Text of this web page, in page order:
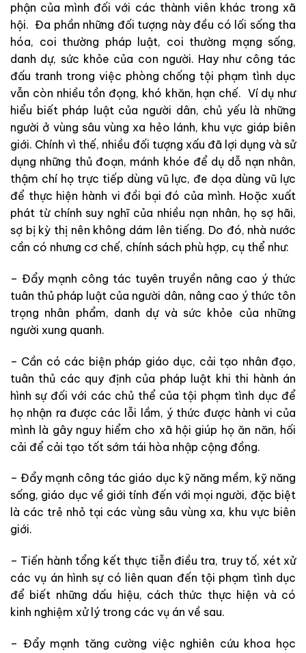
phận của mình đối với các thành viên khác trong xã
hội. Đa phần những đối tượng này đều có lối sống tha
hóa, coi thường pháp luật, coi thường mạng sống,
danh dự, sức khỏe của con người. Hay như công tác
đấu tranh trong việc phòng chống tội phạm tình dục
vẫn còn nhiều tồn đọng, khó khăn, hạn chế. Ví dụ như
hiểu biết pháp luật của người dân, chủ yếu là những
người ở vùng sâu vùng xa hẻo lánh, khu vực giáp biên
giới. Chính vì thế, nhiều đối tượng xấu đã lợi dụng và sử
dụng những thủ đoạn, mánh khóe để dụ dỗ nạn nhân,
thậm chí họ trực tiếp dùng vũ lực, đe dọa dùng vũ lực
để thực hiện hành vi đồi bại đó của mình. Hoặc xuất
phát từ chính suy nghĩ của nhiều nạn nhân, họ sợ hãi,
sợ bị kỳ thị nên không dám lên tiếng. Do đó, nhà nước
cần có nhưng cơ chế, chính sách phù hợp, cụ thể như:
– Đẩy mạnh công tác tuyên truyền nâng cao ý thức
tuân thủ pháp luật của người dân, nâng cao ý thức tôn
trọng nhân phẩm, danh dự và sức khỏe của những
người xung quanh.
– Cần có các biện pháp giáo dục, cải tạo nhân đạo,
tuân thủ các quy định của pháp luật khi thi hành án
hình sự đối với các chủ thể của tội phạm tình dục để
họ nhận ra được các lỗi lầm, ý thức được hành vi của
mình là gây nguy hiểm cho xã hội giúp họ ăn năn, hối
cải để cải tạo tốt sớm tái hòa nhập cộng đồng.
– Đẩy mạnh công tác giáo dục kỹ năng mềm, kỹ năng
sống, giáo dục về giới tính đến với mọi người, đặc biệt
là các trẻ nhỏ tại các vùng sâu vùng xa, khu vực biên
giới.
– Tiến hành tổng kết thực tiễn điều tra, truy tố, xét xử
các vụ án hình sự có liên quan đến tội phạm tình dục
để biết những dấu hiệu, cách thức thực hiện và có
kinh nghiệm xử lý trong các vụ án về sau.
– Đẩy mạnh tăng cường việc nghiên cứu khoa học